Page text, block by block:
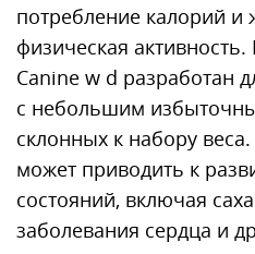
потребление калорий и
физическая
Canine w d разработан
с небольшим
склонных к набору
может приводить к
состояний, включая
заболевания сердца и